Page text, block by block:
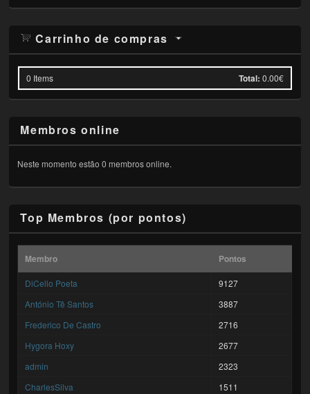
Carrinho de compras
0 Items Total: 0.00€
Membros online
Neste momento estão 0 membros online.
Top Membros (por pontos)
Membro Pontos
DiCello Poeta
9127
António Tê Santos
3887
Frederico De Castro
2716
Hygora Hoxy
2677
admin
2323
CharlesSilva
1511